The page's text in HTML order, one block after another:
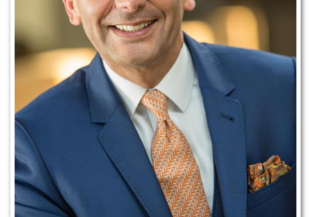
Analista Político & Estratega